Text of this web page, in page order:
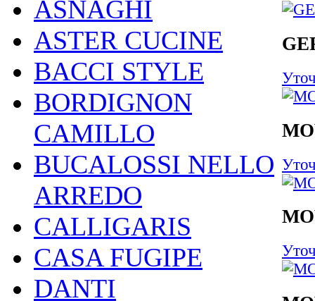
ASNAGHI
ASTER CUCINE
BACCI STYLE
BORDIGNON
CAMILLO
BUCALOSSI NELLO
ARREDO
CALLIGARIS
CASA FUGIPE
DANTI